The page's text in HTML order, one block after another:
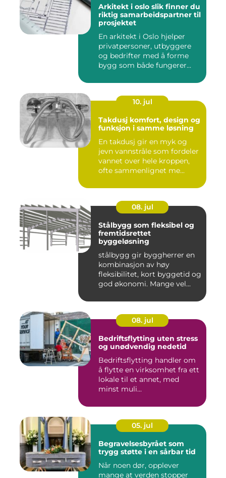
Arkitekt i oslo slik finner du
riktig samarbeidspartner til
prosjektet
En arkitekt i Oslo hjelper
privatpersoner, utbyggere
og bedrifter med å forme
bygg som både fungerer...
10. jul
Takdusj komfort, design og
funksjon i samme løsning
En takdusj gir en myk og
jevn vannstråle som fordeler
vannet over hele kroppen,
ofte sammenlignet me...
08. jul
Stålbygg som fleksibel og
fremtidsrettet
byggeløsning
stålbygg gir byggherrer en
kombinasjon av høy
fleksibilitet, kort byggetid og
god økonomi. Mange vel...
08. jul
Bedriftsflytting uten stress
og unødvendig nedetid
Bedriftsflytting handler om
å flytte en virksomhet fra ett
lokale til et annet, med
minst muli...
05. jul
Begravelsesbyrået som
trygg støtte i en sårbar tid
Når noen dør, opplever
mange at verden stopper